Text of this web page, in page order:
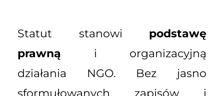
Statut stanowi podstawę
prawną i organizacyjną
działania NGO. Bez jasno